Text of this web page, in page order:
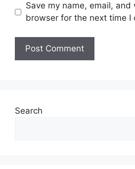
Save my name, email,
browser for the next time I
Search